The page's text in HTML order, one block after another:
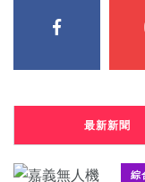
最新新聞
綜